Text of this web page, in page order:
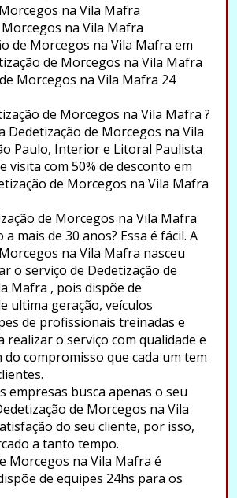
na Vila Mafra
na Vila Mafra
de Morcegos na Vila Mafra em
de Morcegos na Vila Mafra
Morcegos na Vila Mafra 24
de Morcegos na Vila Mafra ?
Dedetização de Morcegos na Vila
Paulo, Interior e Litoral Paulista
visita com 50% de desconto em
de Morcegos na Vila Mafra
de Morcegos na Vila Mafra
mais de 30 anos? Essa é fácil. A
na Vila Mafra nasceu
o serviço de Dedetização de
Mafra , pois dispõe de
ultima geração, veículos
de profissionais treinadas e
realizar o serviço com qualidade e
do compromisso que cada um tem
empresas busca apenas o seu
de Morcegos na Vila
do seu cliente, por isso,
a tanto tempo.
Morcegos na Vila Mafra é
de equipes 24hs para os